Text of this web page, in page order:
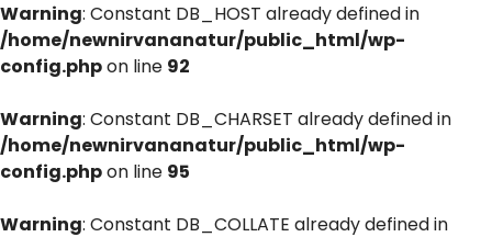
Warning: Constant DB_HOST already defined in
/home/newnirvananatur/public_html/wp-
config.phpon line 92
Warning: Constant DB_CHARSET already defined in
/home/newnirvananatur/public_html/wp-
config.phpon line 95
Warning: Constant DB_COLLATE already defined in